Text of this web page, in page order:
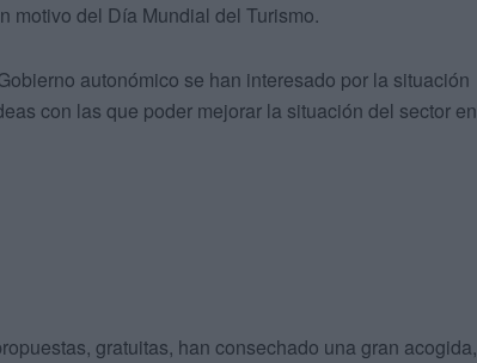
motivo del Día Mundial del Turismo.
autonómico se han interesado por la situación
con las que poder mejorar la situación del sector en
gratuitas, han consechado una gran acogida,